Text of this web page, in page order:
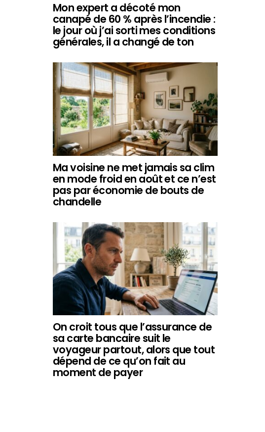
Mon expert a décoté mon
canapé de 60 % après l’incendie :
le jour où j’ai sorti mes conditions
générales, il a changé de ton
Ma voisine ne met jamais sa clim
en mode froid en août et ce n’est
pas par économie de bouts de
chandelle
On croit tous que l’assurance de
sa carte bancaire suit le
voyageur partout, alors que tout
dépend de ce qu’on fait au
moment de payer